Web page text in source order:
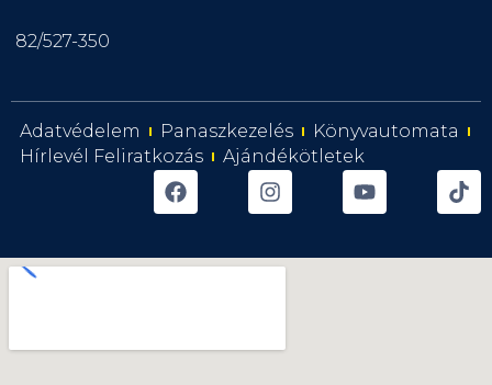
82/527-350
Adatvédelem Panaszkezelés
Könyvautomata
Hírlevél Feliratkozás
Ajándékötletek